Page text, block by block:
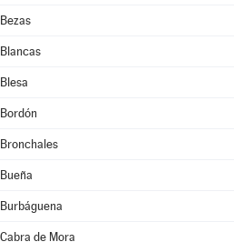
Bezas
Blancas
Blesa
Bordón
Bronchales
Bueña
Burbáguena
Cabra de Mora